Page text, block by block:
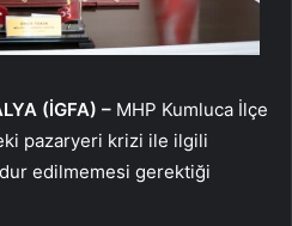
(İGFA) – MHP Kumluca İlçe
pazaryeri krizi ile ilgili
edilmemesi gerektiği